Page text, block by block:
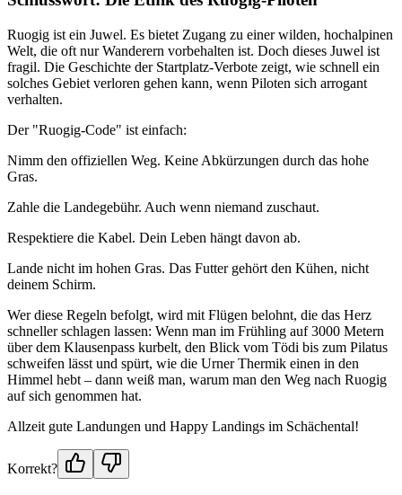
Ruogig ist ein Juwel. Es bietet Zugang zu einer wilden, hochalpinen
Welt, die oft nur Wanderern vorbehalten ist. Doch dieses Juwel ist
fragil. Die Geschichte der Startplatz-Verbote zeigt, wie schnell ein
solches Gebiet verloren gehen kann, wenn Piloten sich arrogant
verhalten.
Der "Ruogig-Code" ist einfach:
Nimm den offiziellen Weg. Keine Abkürzungen durch das hohe
Gras.
Zahle die Landegebühr. Auch wenn niemand zuschaut.
Respektiere die Kabel. Dein Leben hängt davon ab.
Lande nicht im hohen Gras. Das Futter gehört den Kühen, nicht
deinem Schirm.
Wer diese Regeln befolgt, wird mit Flügen belohnt, die das Herz
schneller schlagen lassen: Wenn man im Frühling auf 3000 Metern
über dem Klausenpass kurbelt, den Blick vom Tödi bis zum Pilatus
schweifen lässt und spürt, wie die Urner Thermik einen in den
Himmel hebt – dann weiß man, warum man den Weg nach Ruogig
auf sich genommen hat.
Allzeit gute Landungen und Happy Landings im Schächental!
Korrekt?